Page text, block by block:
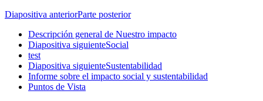
Diapositiva anteriorParte posterior
Descripción general de Nuestro impacto
Diapositiva siguienteSocial
test
Diapositiva siguienteSustentabilidad
Informe sobre el impacto social y sustentabilidad
Puntos de Vista